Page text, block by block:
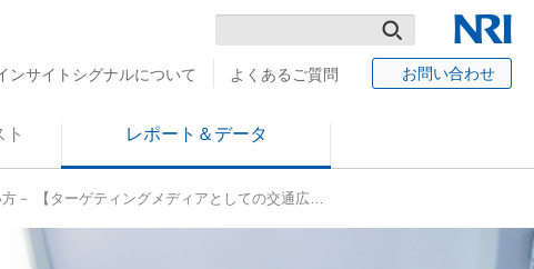
NRI
検
ンサイトシグナルについて よくあるご質問 お問い合わせ
ト レポート＆データ
－ 【ターゲティングメディアとしての交通広…